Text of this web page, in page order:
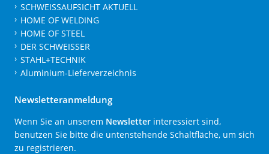
SCHWEISSAUFSICHT AKTUELL
HOME OF WELDING
HOME OF STEEL
DER SCHWEISSER
STAHL+TECHNIK
Aluminium-Lieferverzeichnis
Newsletteranmeldung
Wenn Sie an unserem Newsletter interessiert sind,
benutzen Sie bitte die untenstehende Schaltfläche, um sich
zu registrieren.